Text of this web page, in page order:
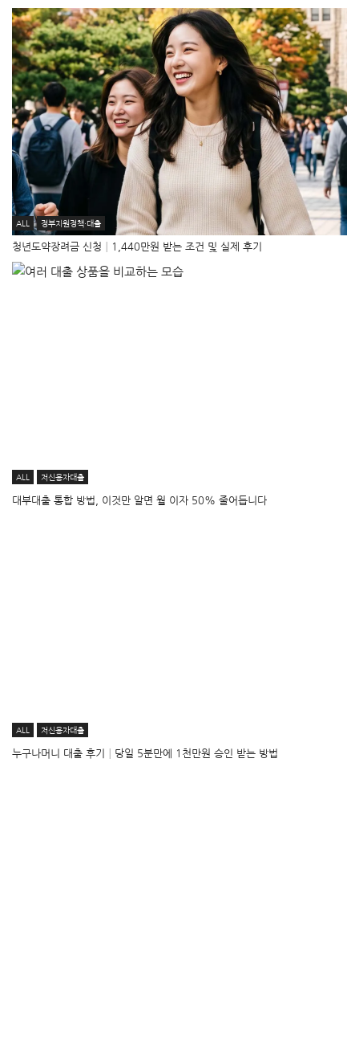
ALL 정부지원정책·대출
청년도약장려금 신청│1,440만원 받는 조건 및 실제 후기
ALL 저신용자대출
대부대출 통합 방법, 이것만 알면 월 이자 50% 줄어듭니다
ALL 저신용자대출
누구나머니 대출 후기│당일 5분만에 1천만원 승인 받는 방법